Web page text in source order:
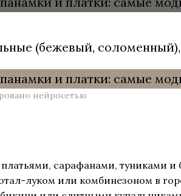
(бежевый,
нейросетью
сарафанами, туниками и
луком или комбинезоном в